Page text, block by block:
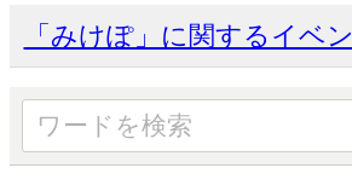
「みけぽ」に関するイベ